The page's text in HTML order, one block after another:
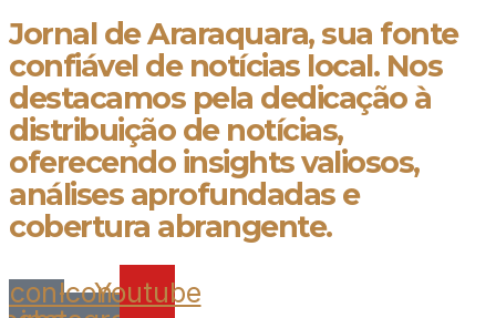
Jornal de Araraquara, sua fonte
confiável de notícias local. Nos
destacamos pela dedicação à
distribuição de notícias,
oferecendo insights valiosos,
análises aprofundadas e
cobertura abrangente.
Icon-Icon-Youtube